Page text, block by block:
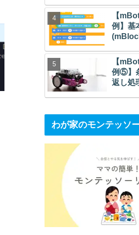
【
例】基
【
例⑤】
返し処
わが家のモンテッソ